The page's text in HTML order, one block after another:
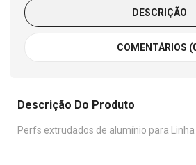
DESCRIÇÃO
COMENTÁRIOS
Descrição Do Produto
Perfs extrudados de alumínio para